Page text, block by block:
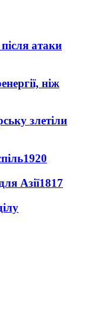
атаки
ніж
злетіли
1920
Азії1817